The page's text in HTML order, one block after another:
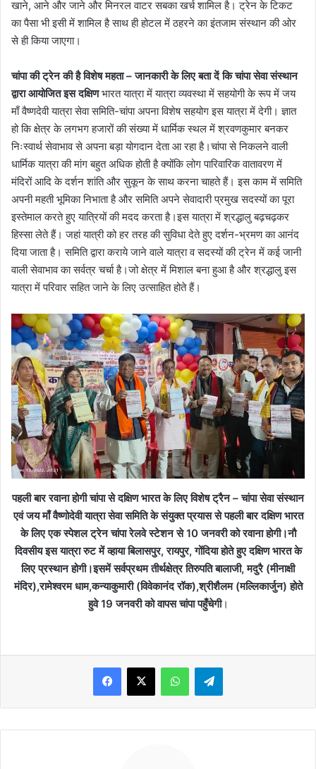
खाने, आने और जाने और मिनरल वाटर सबका खर्च शामिल है। ट्रेन के टिकट
का पैसा भी इसी में शामिल है साथ ही होटल में ठहरने का इंतजाम संस्थान की ओर
से ही किया जाएगा।
चांपा की ट्रेन की है विशेष महता – जानकारी के लिए बता दें कि चांपा सेवा संस्थान
द्वारा आयोजित इस दक्षिणभारत यात्रा में यात्रा व्यवस्था में सहयोगी के रूप में जय
माँ वैष्णदेवी यात्रा सेवा समिति-चांपा अपना विशेष सहयोग इस यात्रा में देगी। ज्ञात
हो कि क्षेत्र के लगभग हजारों की संख्या में धार्मिक स्थल में श्रवणकुमार बनकर
निःस्वार्थ सेवाभाव से अपना बड़ा योगदान देता आ रहा है।चांपा से निकलने वाली
धार्मिक यात्रा की मांग बहुत अधिक होती है क्योंकि लोग पारिवारिक वातावरण में
मंदिरों आदि के दर्शन शांति और सुकून के साथ करना चाहते हैं। इस काम में समिति
अपनी महती भूमिका निभाता है और समिति अपने सेवादारी प्रमुख सदस्यों का पूरा
इस्तेमाल करते हुए यात्रियों की मदद करता है।इस यात्रा में श्रद्धालु बढ़चढ़कर
हिस्सा लेते हैं। जहां यात्री को हर तरह की सुविधा देते हुए दर्शन-भ्रमण का आनंद
दिया जाता है। समिति द्वारा कराये जाने वाले यात्रा व सदस्यों की ट्रेन में कई जानी
वाली सेवाभाव का सर्वत्र चर्चा है।जो क्षेत्र में मिशाल बना हुआ है और श्रद्धालु इस
यात्रा में परिवार सहित जाने के लिए उत्साहित होते हैं।
पहली बार रवाना होगी चांपा से दक्षिण भारत के लिए विशेष ट्रैन – चांपा सेवा संस्थान
एवं जय माँ वैष्णोदेवी यात्रा सेवा समिति के संयुक्त प्रयास से पहली बार दक्षिण भारत
के लिए एक स्पेशल ट्रेन चांपा रेलवे स्टेशन से 10 जनवरी को रवाना होगी।नौ
दिवसीय इस यात्रा रुट में व्हाया बिलासपुर, रायपुर, गोंदिया होते हुए दक्षिण भारत के
लिए प्रस्थान होगी।इसमें सर्वप्रथम तीर्थक्षेत्र तिरुपति बालाजी, मदुरै (मीनाक्षी
मंदिर),रामेश्वरम धाम,कन्याकुमारी (विवेकानंद रॉक),श्रीशैलम (मल्लिकार्जुन) होते
हुवे 19 जनवरी को वापस चांपा पहुँचेगी।
WhatsAppTelegram